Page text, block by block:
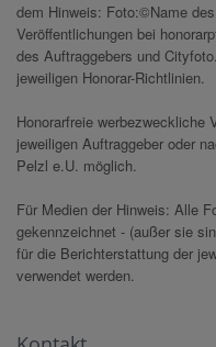
dem Hinweis: Foto:©Name
Veröffentlichungen bei
des Auftraggebers und
jeweiligen Honorar-Richtlinien.
Honorarfreie werbezweckliche
jeweiligen Auftraggeber oder
Pelzl e.U. möglich.
Für Medien der Hinweis: Alle
gekennzeichnet - (außer sie
für die Berichterstattung der
verwendet werden.